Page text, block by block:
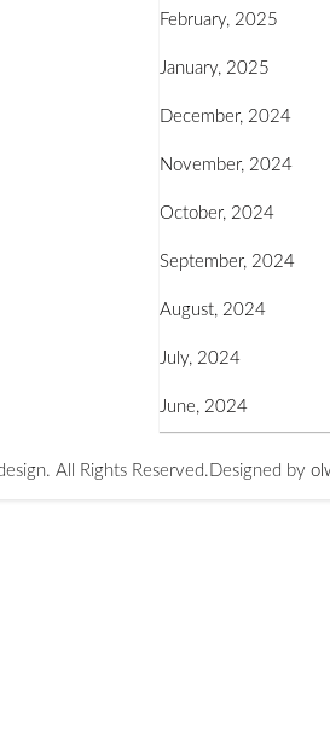
February, 2025
January, 2025
December, 2024
November, 2024
October, 2024
September, 2024
August, 2024
July, 2024
June, 2024
All Rights Reserved. Designed by